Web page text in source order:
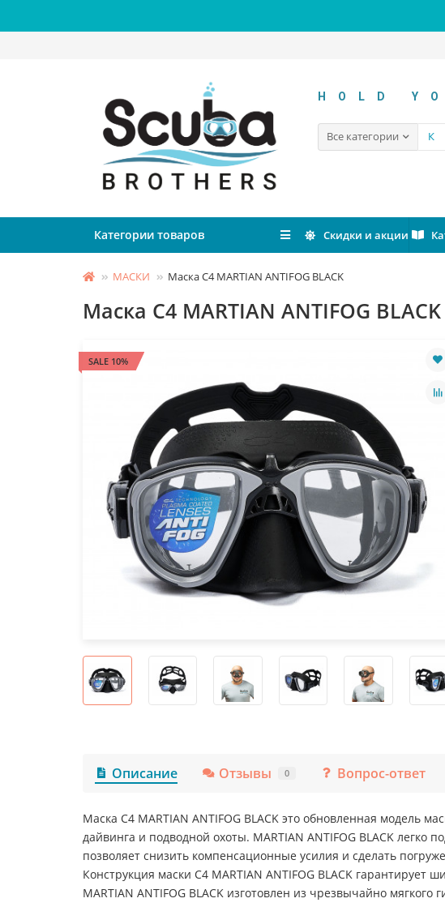
HOLD
Все категории
Категории товаров Скидки и акции
МАСКИ Маска C4 MARTIAN ANTIFOG BLACK
Маска C4 MARTIAN ANTIFOG BLACK
SALE 10%
Описание Отзывы 0 Вопрос-ответ
Маска C4 MARTIAN ANTIFOG BLACK это обновленная модель
дайвинга и подводной охоты. MARTIAN ANTIFOG BLACK
позволяет снизить компенсационные усилия и сделать
Конструкция маски C4 MARTIAN ANTIFOG BLACK
MARTIAN ANTIFOG BLACK изготовлен из чрезвычайно